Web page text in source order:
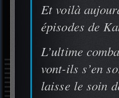
Et voilà
épisodes de
L’ultime
vont-ils s’en
laisse le soin